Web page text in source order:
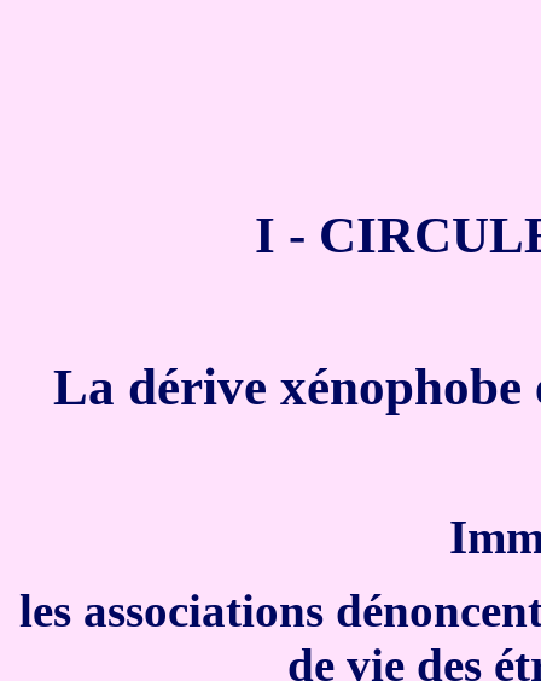
I -
La dérive
les associations
de vie des